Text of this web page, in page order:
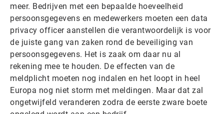
meer. Bedrijven met een bepaalde hoeveelheid
persoonsgegevens en medewerkers moeten een data
privacy officer aanstellen die verantwoordelijk is voor
de juiste gang van zaken rond de beveiliging van
persoonsgegevens. Het is zaak om daar nu al
rekening mee te houden. De effecten van de
meldplicht moeten nog indalen en het loopt in heel
Europa nog niet storm met meldingen. Maar dat zal
ongetwijfeld veranderen zodra de eerste zware boete